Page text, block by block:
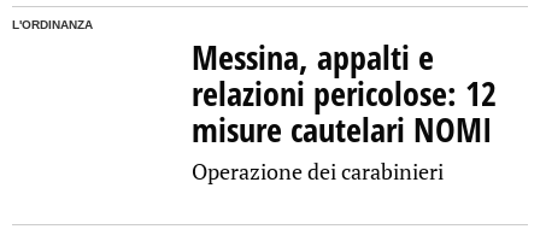
L'ORDINANZA
Messina, appalti e
relazioni pericolose: 12
misure cautelari NOMI
Operazione dei carabinieri